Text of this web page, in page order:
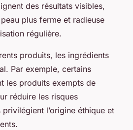
des résultats visibles,
plus ferme et radieuse
régulière.
produits, les ingrédients
Par exemple, certains
les produits exempts de
réduire les risques
privilégient l’origine éthique et